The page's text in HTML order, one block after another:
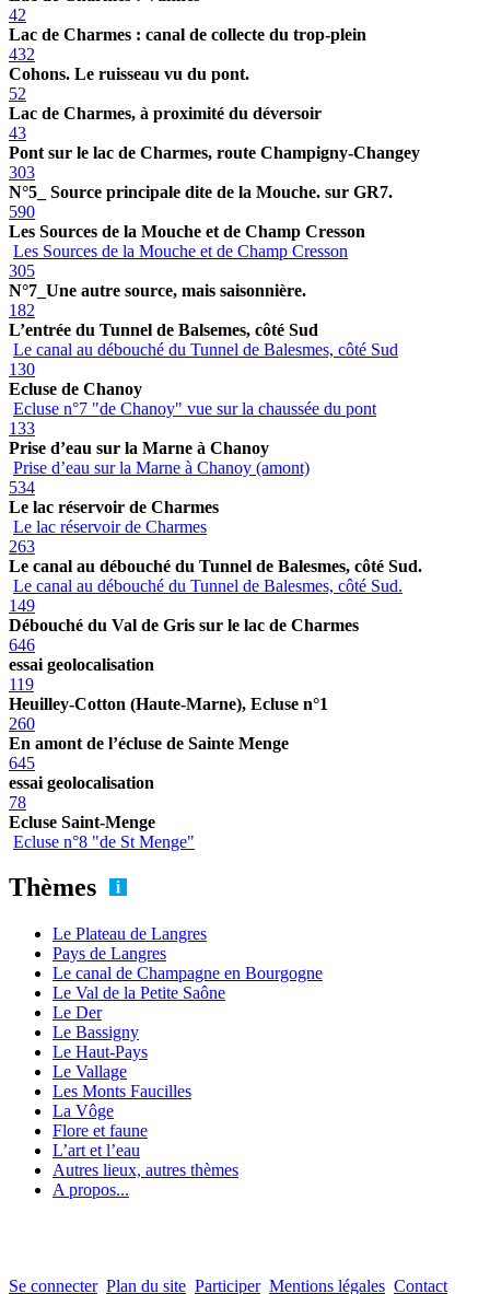
42
Lac de Charmes : canal de collecte du trop-plein
432
Cohons. Le ruisseau vu du pont.
52
Lac de Charmes, à proximité du déversoir
43
Pont sur le lac de Charmes, route Champigny-Changey
303
N°5_ Source principale dite de la Mouche. sur GR7.
590
Les Sources de la Mouche et de Champ Cresson
Les Sources de la Mouche et de Champ Cresson
305
N°7_Une autre source, mais saisonnière.
182
L’entrée du Tunnel de Balsemes, côté Sud
Le canal au débouché du Tunnel de Balesmes, côté Sud
130
Ecluse de Chanoy
Ecluse n°7 "de Chanoy" vue sur la chaussée du pont
133
Prise d’eau sur la Marne à Chanoy
Prise d’eau sur la Marne à Chanoy (amont)
534
Le lac réservoir de Charmes
Le lac réservoir de Charmes
263
Le canal au débouché du Tunnel de Balesmes, côté Sud.
Le canal au débouché du Tunnel de Balesmes, côté Sud.
149
Débouché du Val de Gris sur le lac de Charmes
646
essai geolocalisation
119
Heuilley-Cotton (Haute-Marne), Ecluse n°1
260
En amont de l’écluse de Sainte Menge
645
essai geolocalisation
78
Ecluse Saint-Menge
Ecluse n°8 "de St Menge"
Thèmes
Le Plateau de Langres
Pays de Langres
Le canal de Champagne en Bourgogne
Le Val de la Petite Saône
Le Der
Le Bassigny
Le Haut-Pays
Le Vallage
Les Monts Faucilles
La Vôge
Flore et faune
L’art et l’eau
Autres lieux, autres thèmes
A propos...
Se connecter Plan du site Participer Mentions légales Contact